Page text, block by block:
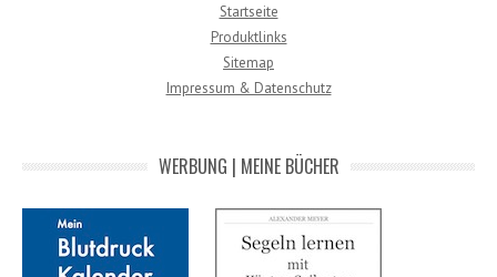
Startseite
Produktlinks
Sitemap
Impressum & Datenschutz
WERBUNG | MEINE BÜCHER